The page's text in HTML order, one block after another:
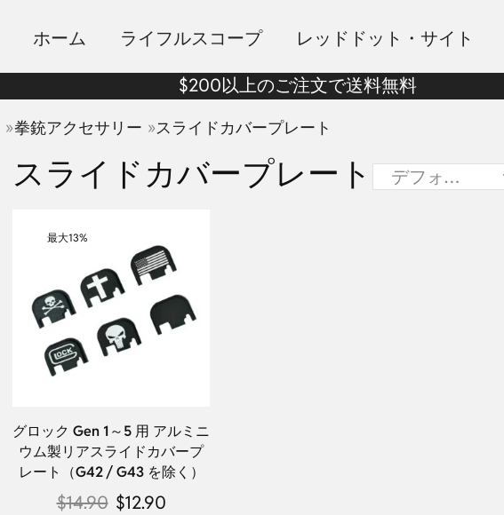
ホーム ライフルスコープ レッドドット・サイト
$200以上のご注文で送料無料
»拳銃アクセサリー »スライドカバープレート
スライドカバープレート
最大13%
グロック Gen 1～5 用 アルミニ
ウム製リアスライドカバープ
レート（G42 / G43 を除く）
$14.90 $12.90